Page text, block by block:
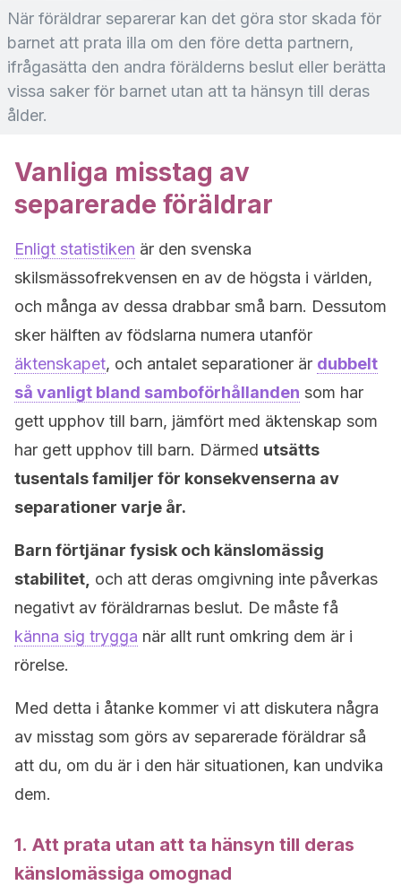
När föräldrar separerar kan det göra stor skada för
barnet att prata illa om den före detta partnern,
ifrågasätta den andra förälderns beslut eller berätta
vissa saker för barnet utan att ta hänsyn till deras
ålder.
Vanliga misstag av
separerade föräldrar
Enligt statistiken är den svenska
skilsmässofrekvensen en av de högsta i världen,
och många av dessa drabbar små barn. Dessutom
sker hälften av födslarna numera utanför
äktenskapet, och antalet separationer är dubbelt
så vanligt bland samboförhållanden som har
gett upphov till barn, jämfört med äktenskap som
har gett upphov till barn. Därmed utsätts
tusentals familjer för konsekvenserna av
separationer varje år.
Barn förtjänar fysisk och känslomässig
stabilitet, och att deras omgivning inte påverkas
negativt av föräldrarnas beslut. De måste få
känna sig trygga när allt runt omkring dem är i
rörelse.
Med detta i åtanke kommer vi att diskutera några
av misstag som görs av separerade föräldrar så
att du, om du är i den här situationen, kan undvika
dem.
1. Att prata utan att ta hänsyn till deras
känslomässiga omognad